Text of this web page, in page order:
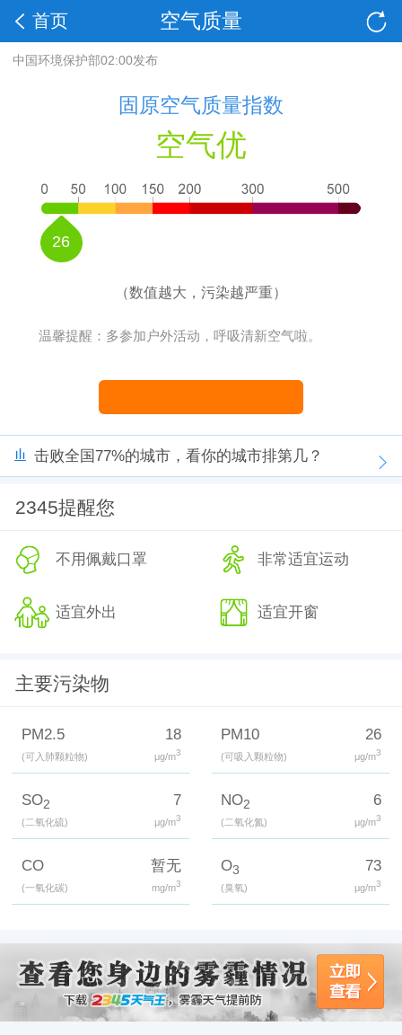
空气质量
首页
中国环境保护部02:00发布
固原空气质量指数
空气优
26
（数值越大，污染越严重）
温馨提醒：多参加户外活动，呼吸清新空气啦。
击败全国77%的城市，看你的城市排第几？
2345提醒您
不用佩戴口罩 非常适宜运动
适宜外出 适宜开窗
主要污染物
PM2.5
(可入肺颗粒物)
18
μg/m3
PM10
(可吸入颗粒物)
26
μg/m3
SO2
(二氧化硫)
7
μg/m3
NO2
(二氧化氮)
6
μg/m3
CO
(一氧化碳)
暂无
mg/m3
O3
(臭氧)
73
μg/m3